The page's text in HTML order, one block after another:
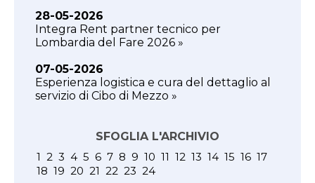
28-05-2026
Integra Rent partner tecnico per
Lombardia del Fare 2026 »
07-05-2026
Esperienza logistica e cura del dettaglio al
servizio di Cibo di Mezzo »
SFOGLIA L'ARCHIVIO
1 2 3 4 5 6 7 8 9 10 11 12 13 14 15 16 17
18 19 20 21 22 23 24